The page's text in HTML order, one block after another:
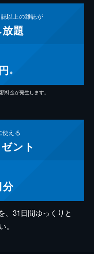
誌以上の雑誌が
題
円 ※
料金が発生します。
使える
ント
分
、31日間ゆっくりと
。